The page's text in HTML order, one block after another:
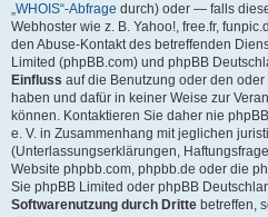
„WHOIS“-Abfrage durch) oder — falls
Webhoster wie z. B. Yahoo!, free.fr,
den Abuse-Kontakt des betreffenden
Limited (phpBB.com) und phpBB
Einfluss auf die Benutzung oder den
haben und dafür in keiner Weise zur
können. Kontaktieren Sie daher nie
e. V. in Zusammenhang mit jeglichen
(Unterlassungserklärungen,
Website phpbb.com, phpbb.de oder die
Sie phpBB Limited oder phpBB
Softwarenutzung durch Dritte betreffen,